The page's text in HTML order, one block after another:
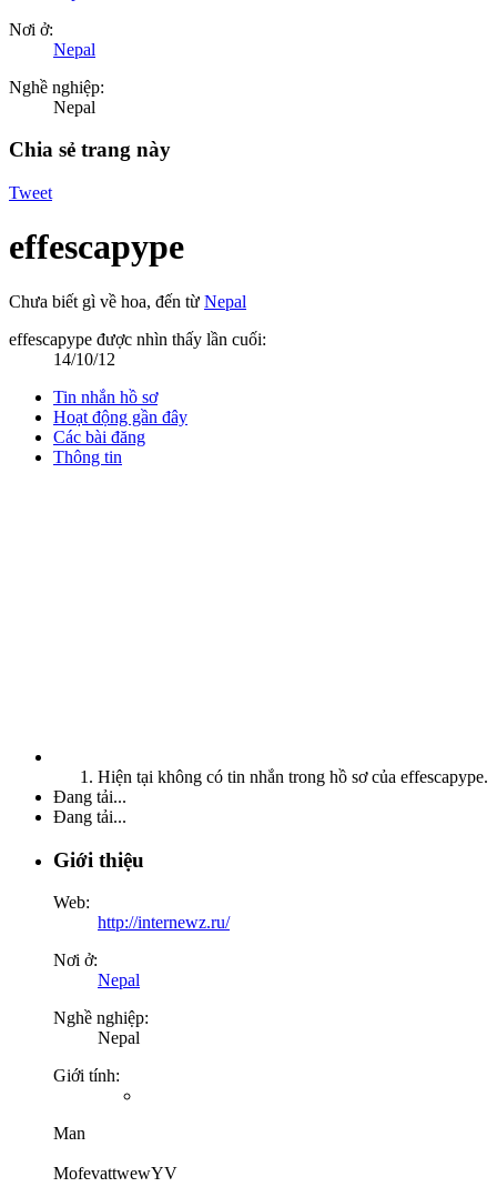
Nơi ở:
Nepal
Nghề nghiệp:
Nepal
Chia sẻ trang này
Tweet
effescapype
Chưa biết gì về hoa, đến từ Nepal
effescapype được nhìn thấy lần cuối:
14/10/12
Tin nhắn hồ sơ
Hoạt động gần đây
Các bài đăng
Thông tin
Hiện tại không có tin nhắn trong hồ sơ của effescapype.
Đang tải...
Đang tải...
Giới thiệu
Web:
http://internewz.ru/
Nơi ở:
Nepal
Nghề nghiệp:
Nepal
Giới tính:
Man
MofevattwewYV